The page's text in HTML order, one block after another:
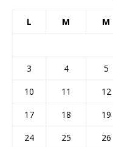
L M M
3
4 5
10
11 12
17
18 19
24
25 26